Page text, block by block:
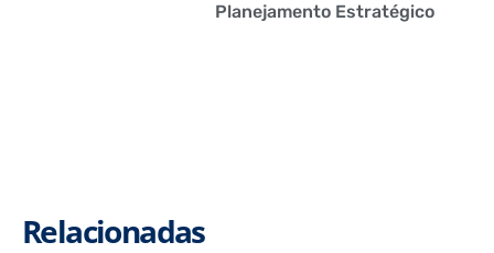
Planejamento Estratégico
Relacionadas